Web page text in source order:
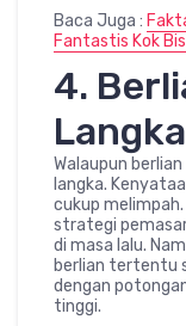
Baca Juga :
Fantastis Kok
4.
Langka
Walaupun
langka.
cukup
strategi
di masa lalu.
berlian tertentu
dengan
tinggi.